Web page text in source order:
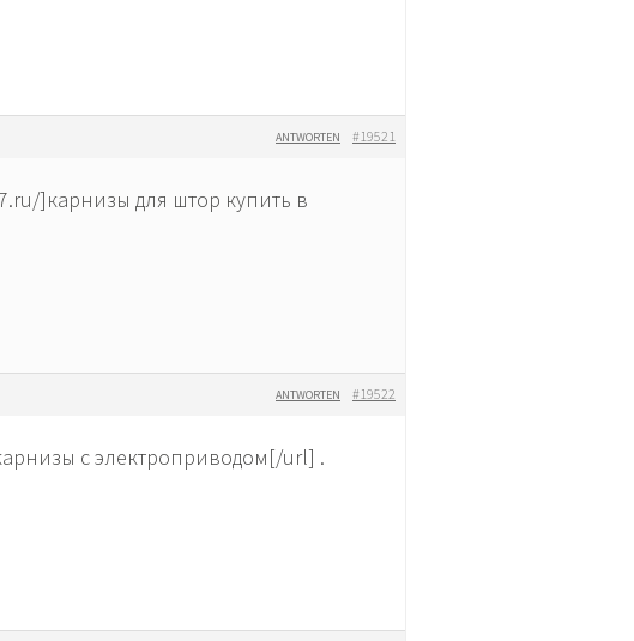
#19521
ANTWORTEN
]карнизы для штор купить в
#19522
ANTWORTEN
с электроприводом[/url] .